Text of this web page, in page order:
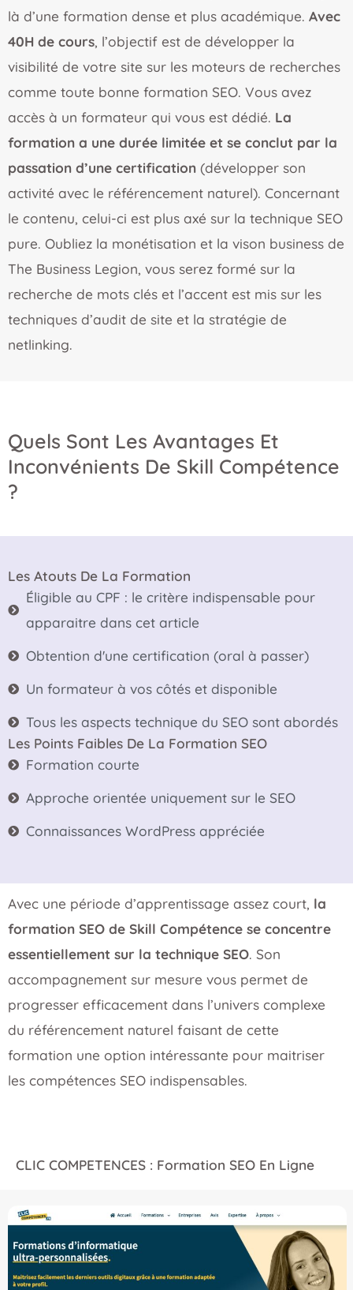
là d’une formation dense et plus académique. Avec
40H de cours, l’objectif est de développer la
visibilité de votre site sur les moteurs de recherches
comme toute bonne formation SEO. Vous avez
accès à un formateur qui vous est dédié. La
formation a une durée limitée et se conclut par la
passation d’une certification (développer son
activité avec le référencement naturel). Concernant
le contenu, celui-ci est plus axé sur la technique SEO
pure. Oubliez la monétisation et la vison business de
The Business Legion, vous serez formé sur la
recherche de mots clés et l’accent est mis sur les
techniques d’audit de site et la stratégie de
netlinking.
Quels Sont Les Avantages Et
Inconvénients De Skill Compétence
?
Les Atouts De La Formation
Éligible au CPF : le critère indispensable pour
apparaitre dans cet article
Obtention d'une certification (oral à passer)
Un formateur à vos côtés et disponible
Tous les aspects technique du SEO sont abordés
Les Points Faibles De La Formation SEO
Formation courte
Approche orientée uniquement sur le SEO
Connaissances WordPress appréciée
Avec une période d’apprentissage assez court, la
formation SEO de Skill Compétence se concentre
essentiellement sur la technique SEO. Son
accompagnement sur mesure vous permet de
progresser efficacement dans l’univers complexe
du référencement naturel faisant de cette
formation une option intéressante pour maitriser
les compétences SEO indispensables.
CLIC COMPETENCES : Formation SEO En Ligne